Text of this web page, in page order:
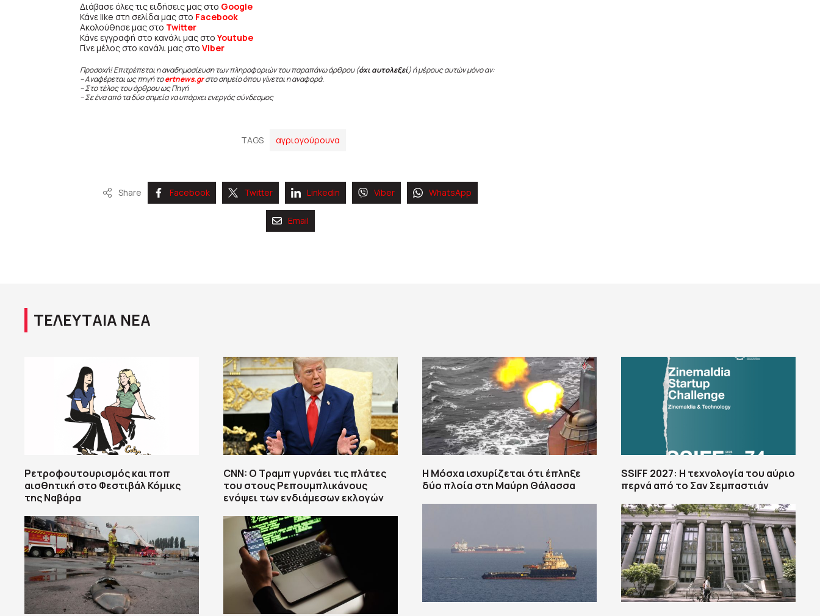
Διάβασε όλες τις ειδήσεις μας στο Google
Κάνε like στη σελίδα μας στο Facebook
Ακολούθησε μας στο Twitter
Κάνε εγγραφή στο κανάλι μας στοYoutube
Γίνε μέλος στο κανάλι μας στο Viber
Προσοχή! Επιτρέπεται η αναδημοσίευση των πληροφοριών του παραπάνω άρθρου (όχι αυτολεξεί) ή μέρους αυτών μόνο αν:
– Αναφέρεται ως πηγή τοertnews.gr στο σημείο όπου γίνεται η αναφορά.
– Στο τέλος του άρθρου ως Πηγή
– Σε ένα από τα δύο σημεία να υπάρχει ενεργός σύνδεσμος
TAGS αγριογούρουνα
Share Facebook Twitter Linkedin Viber WhatsApp
Email
ΤΕΛΕΥΤΑΙΑ ΝΕΑ
Ρετροφουτουρισμός και ποπ
αισθητική στο Φεστιβάλ Κόμικς
της Ναβάρα
CNN: Ο Τραμπ γυρνάει τις πλάτες
του στους Ρεπουμπλικάνους
ενόψει των ενδιάμεσων εκλογών
Η Μόσχα ισχυρίζεται ότι έπληξε
δύο πλοία στη Μαύρη Θάλασσα
SSIFF 2027: Η τεχνολογία του αύριο
περνά από το Σαν Σεμπαστιάν